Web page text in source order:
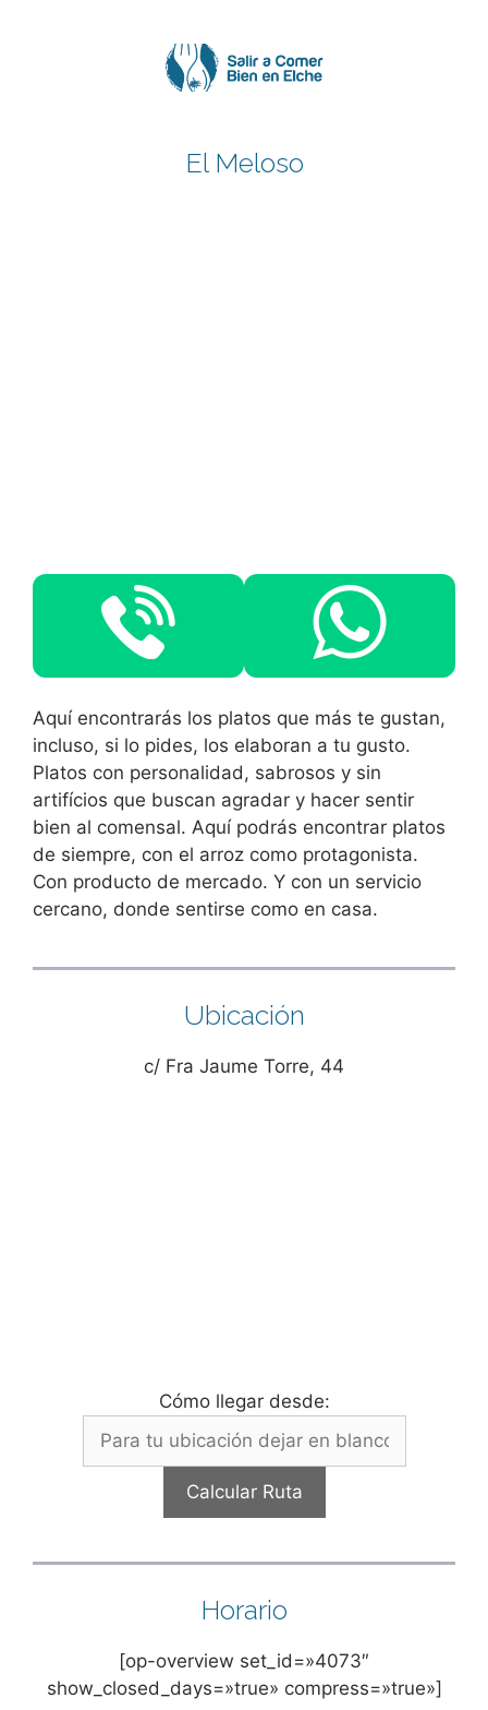
El Meloso
Aquí encontrarás los platos que más te gustan,
incluso, si lo pides, los elaboran a tu gusto.
Platos con personalidad, sabrosos y sin
artifícios que buscan agradar y hacer sentir
bien al comensal. Aquí podrás encontrar platos
de siempre, con el arroz como protagonista.
Con producto de mercado. Y con un servicio
cercano, donde sentirse como en casa.
Ubicación
c/ Fra Jaume Torre, 44
Cómo llegar desde:
Horario
[op-overview set_id=»4073″
show_closed_days=»true» compress=»true»]